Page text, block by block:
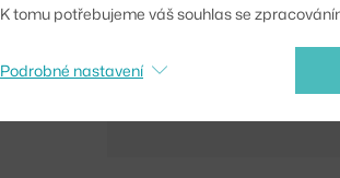
K tomu potřebujeme váš souhlas se
Podrobné nastavení